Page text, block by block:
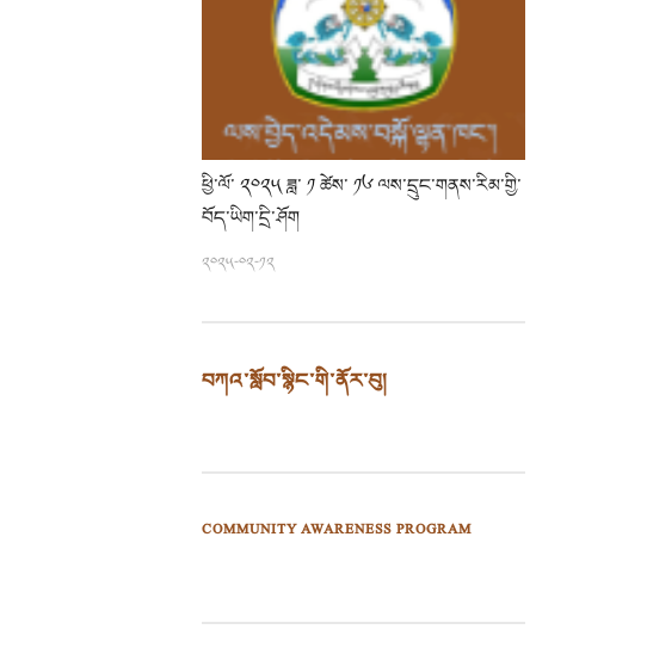
ཕྱི་ལོ་ ༢༠༢༥ ཟླ་ ༡ ཚེས་ ༡༦ ལས་དྲུང་གནས་རིམ་གྱི་
བོད་ཡིག་དྲི་ཤོག
༢༠༢༥-༠༢-༡༢
བཀའ་སློབ་སྙིང་གི་ནོར་བུ།
COMMUNITY AWARENESS PROGRAM